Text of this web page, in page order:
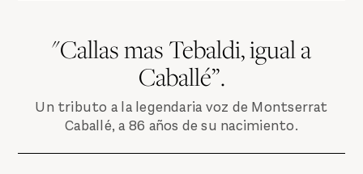
"Callas mas Tebaldi, igual a
Caballé”.
Un tributo a la legendaria voz de Montserrat
Caballé, a 86 años de su nacimiento.